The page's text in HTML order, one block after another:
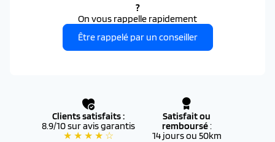
?
On vous rappelle rapidement
Être rappelé par un conseiller
Clients satisfaits :
8.9/10 sur avis garantis
★ ★ ★ ★ ☆
Satisfait ou
remboursé:
14 jours ou 50km